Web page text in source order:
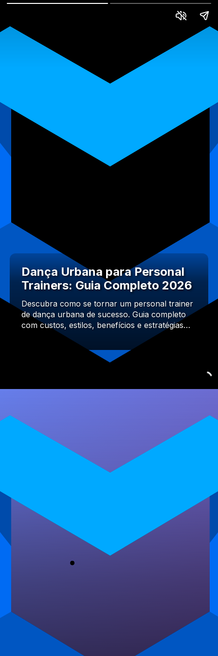
Dança Urbana para Personal
Trainers: Guia Completo 2026
Descubra como se tornar um personal trainer
de dança urbana de sucesso. Guia completo
com custos, estilos, benefícios e estratégias…